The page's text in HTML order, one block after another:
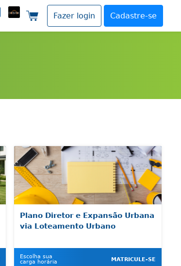
Carrinho de compras
Fazer login Cadastre-se
Plano Diretor e Expansão Urbana
via Loteamento Urbano
Escolha sua
carga horária
MATRICULE-SE